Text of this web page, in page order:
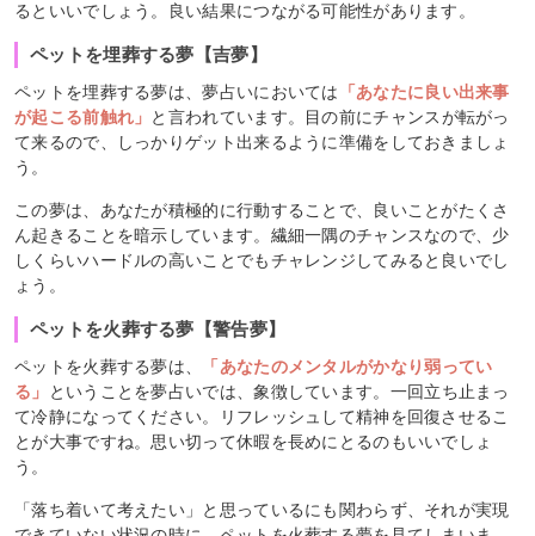
るといいでしょう。良い結果につながる可能性があります。
ペットを埋葬する夢【吉夢】
ペットを埋葬する夢は、夢占いにおいては
「あなたに良い出来事
が起こる前触れ」 と言われています。目の前にチャンスが転がっ
て来るので、しっかりゲット出来るように準備をしておきましょ
う。
この夢は、あなたが積極的に行動することで、良いことがたくさ
ん起きることを暗示しています。繊細一隅のチャンスなので、少
しくらいハードルの高いことでもチャレンジしてみると良いでし
ょう。
ペットを火葬する夢【警告夢】
ペットを火葬する夢は、
「あなたのメンタルがかなり弱ってい
る」
ということを夢占いでは、象徴しています。一回立ち止まっ
て冷静になってください。リフレッシュして精神を回復させるこ
とが大事ですね。思い切って休暇を長めにとるのもいいでしょ
う。
「落ち着いて考えたい」と思っているにも関わらず、それが実現